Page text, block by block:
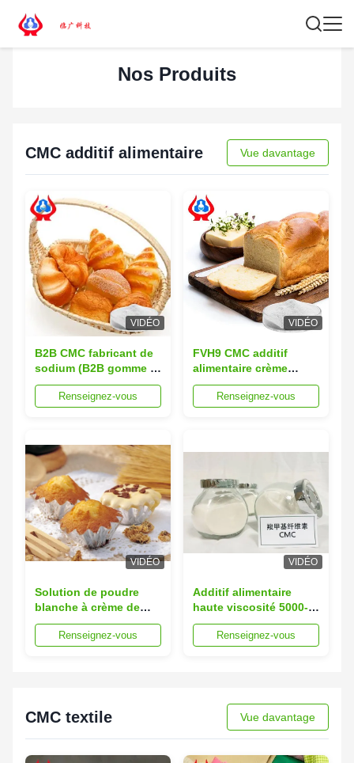
Nos Produits
CMC additif alimentaire Vue davantage
VIDÉO
B2B CMC fabricant de
sodium (B2B gomme à
base de cellulose)
E466Renseignez-vous
VIDÉO
FVH9 CMC additif
alimentaire crème
glacée sans odeur
épaississant ≤ 10,0%
Renseignez-vous
VIDÉO
Solution de poudre
blanche à crème de
qualité alimentaire
carboxyméthylcellulose
Renseignez-vous
VIDÉO
Additif alimentaire
haute viscosité 5000-
8000 CMC blanc à
crème, stabilisateur de
Renseignez-vous
CMC textile Vue davantage